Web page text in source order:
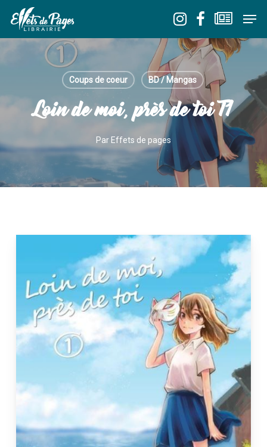
main
Coups de coeur BD / Mangas
Loin de moi, près de toi T1
Par Effets de pages
Close
Menu